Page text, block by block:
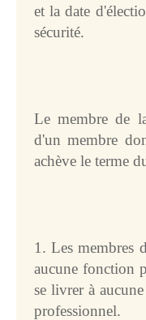
et la date
sécurité.
Le membre de
d'un membre
achève le terme
1. Les membres
aucune fonction
se livrer à
professionnel.